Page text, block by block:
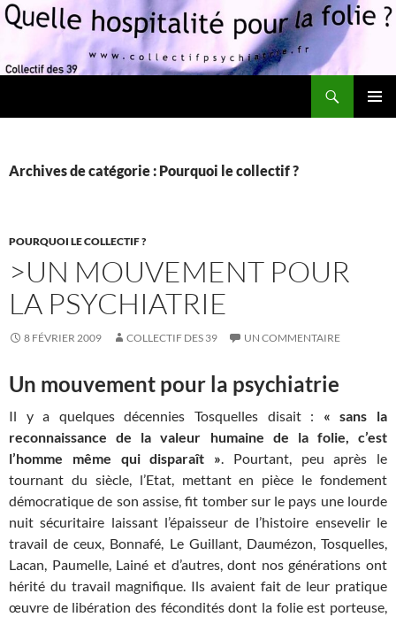
Archives de catégorie : Pourquoi le collectif ?
POURQUOI LE COLLECTIF ?
>UN MOUVEMENT POUR
LA PSYCHIATRIE
8 FÉVRIER 2009 COLLECTIF DES 39 UN COMMENTAIRE
Un mouvement pour la psychiatrie
Il y a quelques décennies Tosquelles disait : « sans la
reconnaissance de la valeur humaine de la folie, c’est
l’homme même qui disparaît ». Pourtant, peu après le
tournant du siècle, l’Etat, mettant en pièce le fondement
démocratique de son assise, fit tomber sur le pays une lourde
nuit sécuritaire laissant l’épaisseur de l’histoire ensevelir le
travail de ceux, Bonnafé, Le Guillant, Daumézon, Tosquelles,
Lacan, Paumelle, Lainé et d’autres, dont nos générations ont
hérité du travail magnifique. Ils avaient fait de leur pratique
œuvre de libération des fécondités dont la folie est porteuse,